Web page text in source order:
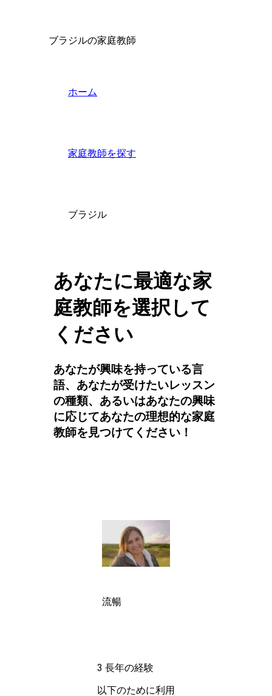
ブラジルの家庭教師
ホーム
家庭教師を探す
ブラジル
あなたに最適な家
庭教師を選択して
ください
あなたが興味を持っている言
語、あなたが受けたいレッスン
の種類、あるいはあなたの興味
に応じてあなたの理想的な家庭
教師を見つけてください！
流暢
3 長年の経験
以下のために利用